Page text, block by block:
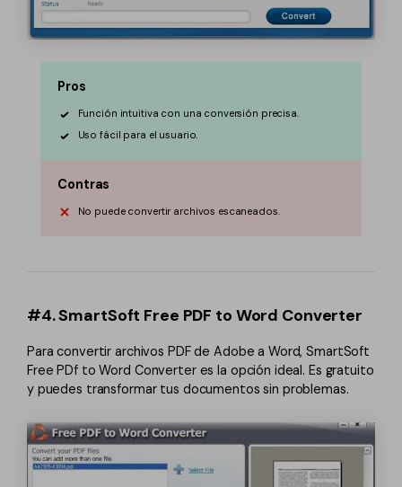
Pros
Función intuitiva con una conversión precisa.
Uso fácil para el usuario.
Contras
No puede convertir archivos escaneados.
#4. SmartSoft Free PDF to Word Converter
Para convertir archivos PDF de Adobe a Word, SmartSoft
Free PDf to Word Converter es la opción ideal. Es gratuito
y puedes transformar tus documentos sin problemas.